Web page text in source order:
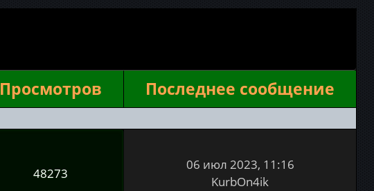
Просмотров Последнее сообщение
48273
06 июл 2023, 11:16
KurbOn4ik